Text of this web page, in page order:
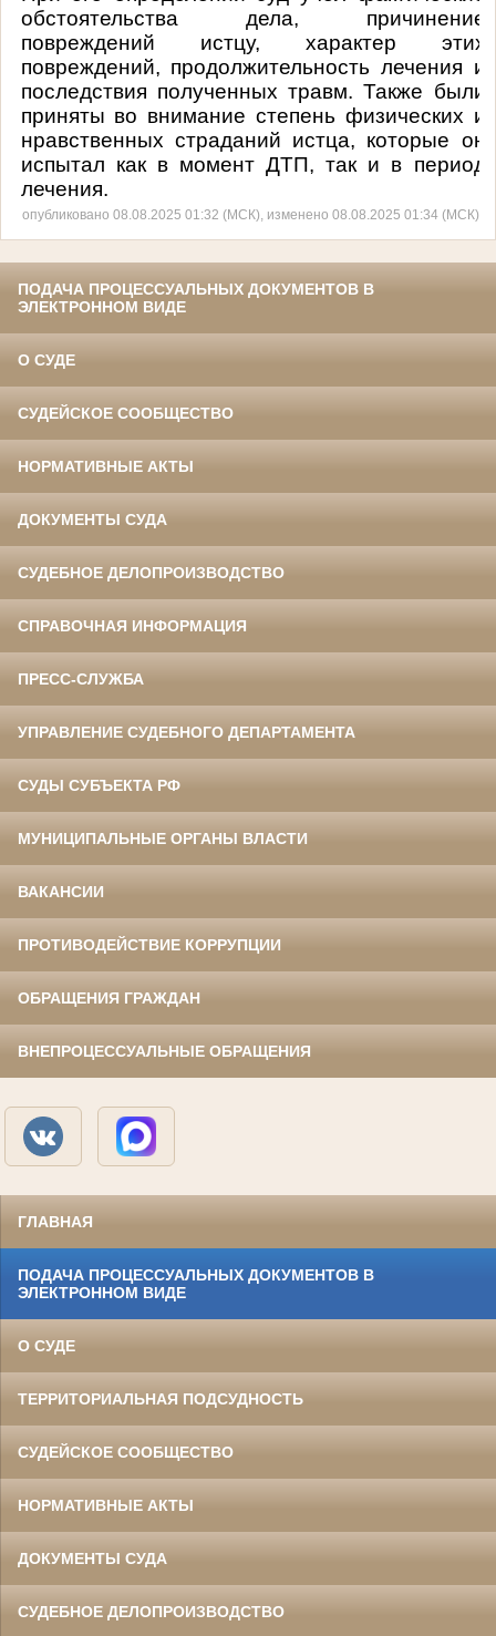
обстоятельства дела, причинение
повреждений истцу, характер этих
повреждений, продолжительность лечения и
последствия полученных травм. Также были
приняты во внимание степень физических и
нравственных страданий истца, которые он
испытал как в момент ДТП, так и в период
лечения.
опубликовано 08.08.2025 01:32 (МСК), изменено 08.08.2025 01:34 (МСК)
ПОДАЧА ПРОЦЕССУАЛЬНЫХ ДОКУМЕНТОВ В
ЭЛЕКТРОННОМ ВИДЕ
О СУДЕ
СУДЕЙСКОЕ СООБЩЕСТВО
НОРМАТИВНЫЕ АКТЫ
ДОКУМЕНТЫ СУДА
СУДЕБНОЕ ДЕЛОПРОИЗВОДСТВО
СПРАВОЧНАЯ ИНФОРМАЦИЯ
ПРЕСС-СЛУЖБА
УПРАВЛЕНИЕ СУДЕБНОГО ДЕПАРТАМЕНТА
СУДЫ СУБЪЕКТА РФ
МУНИЦИПАЛЬНЫЕ ОРГАНЫ ВЛАСТИ
ВАКАНСИИ
ПРОТИВОДЕЙСТВИЕ КОРРУПЦИИ
ОБРАЩЕНИЯ ГРАЖДАН
ВНЕПРОЦЕССУАЛЬНЫЕ ОБРАЩЕНИЯ
ГЛАВНАЯ
ПОДАЧА ПРОЦЕССУАЛЬНЫХ ДОКУМЕНТОВ В
ЭЛЕКТРОННОМ ВИДЕ
О СУДЕ
ТЕРРИТОРИАЛЬНАЯ ПОДСУДНОСТЬ
СУДЕЙСКОЕ СООБЩЕСТВО
НОРМАТИВНЫЕ АКТЫ
ДОКУМЕНТЫ СУДА
СУДЕБНОЕ ДЕЛОПРОИЗВОДСТВО